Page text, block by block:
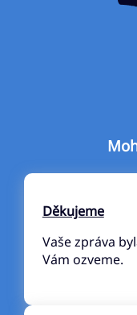
Děkujeme
Vaše zpráva
Vám ozveme.